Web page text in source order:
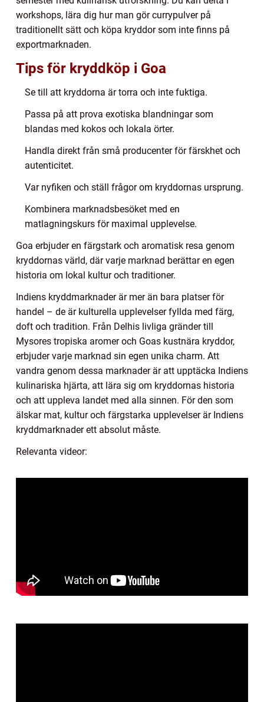
workshops, lära dig hur man gör currypulver på
traditionellt sätt och köpa kryddor som inte finns på
exportmarknaden.
Tips för kryddköp i Goa
Se till att kryddorna är torra och inte fuktiga.
Passa på att prova exotiska blandningar som
blandas med kokos och lokala örter.
Handla direkt från små producenter för färskhet och
autenticitet.
Var nyfiken och ställ frågor om kryddornas ursprung.
Kombinera marknadsbesöket med en
matlagningskurs för maximal upplevelse.
Goa erbjuder en färgstark och aromatisk resa genom
kryddornas värld, där varje marknad berättar en egen
historia om lokal kultur och traditioner.
Indiens kryddmarknader är mer än bara platser för
handel – de är kulturella upplevelser fyllda med färg,
doft och tradition. Från Delhis livliga gränder till
Mysores tropiska aromer och Goas kustnära kryddor,
erbjuder varje marknad sin egen unika charm. Att
vandra genom dessa marknader är att upptäcka Indiens
kulinariska hjärta, att lära sig om kryddornas historia
och att uppleva landet med alla sinnen. För den som
älskar mat, kultur och färgstarka upplevelser är Indiens
kryddmarknader ett absolut måste.
Relevanta videor: